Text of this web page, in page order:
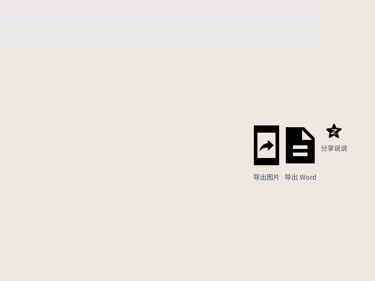
导出图片 导出 Word
分享说说